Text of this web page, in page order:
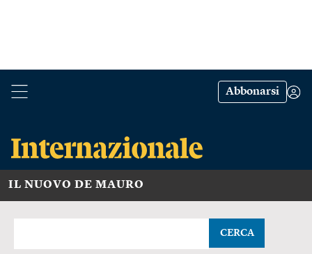
Abbonarsi
IL NUOVO DE MAURO
CERCA